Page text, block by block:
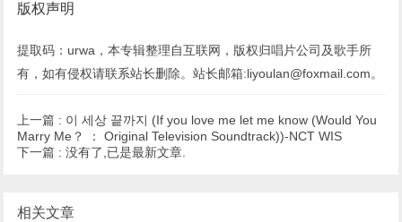
版权声明
提取码：urwa，本专辑整理自互联网，版权归唱片公司及歌手所
有，如有侵权请联系站长删除。站长邮箱:liyoulan@foxmail.com。
上一篇 : 이 세상 끝까지 (If you love me let me know (Would You
Marry Me？ ： Original Television Soundtrack))-NCT WIS
下一篇 : 没有了,已是最新文章.
相关文章